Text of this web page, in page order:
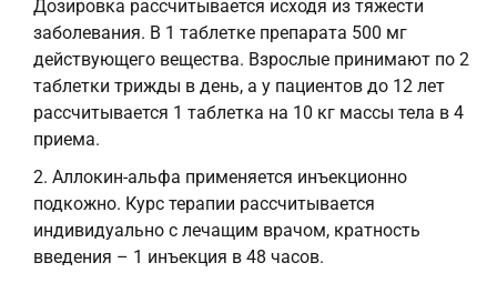
Дозировка рассчитывается исходя из тяжести
заболевания. В 1 таблетке препарата 500 мг
действующего вещества. Взрослые принимают по 2
таблетки трижды в день, а у пациентов до 12 лет
рассчитывается 1 таблетка на 10 кг массы тела в 4
приема.
Аллокин-альфа применяется инъекционно
подкожно. Курс терапии рассчитывается
индивидуально с лечащим врачом, кратность
введения – 1 инъекция в 48 часов.